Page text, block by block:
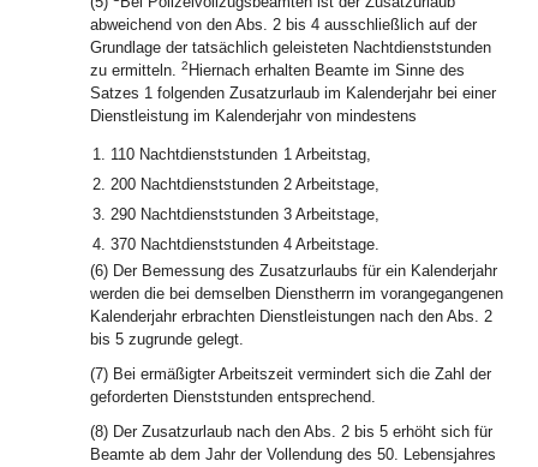
abweichend von den Abs. 2 bis 4 ausschließlich auf der
Grundlage der tatsächlich geleisteten Nachtdienststunden
zu ermitteln. 2 Hiernach erhalten Beamte im Sinne des
Satzes 1 folgenden Zusatzurlaub im Kalenderjahr bei einer
Dienstleistung im Kalenderjahr von mindestens
1. 110 Nachtdienststunden 1 Arbeitstag,
2. 200 Nachtdienststunden 2 Arbeitstage,
3. 290 Nachtdienststunden 3 Arbeitstage,
4. 370 Nachtdienststunden 4 Arbeitstage.
(6) Der Bemessung des Zusatzurlaubs für ein Kalenderjahr
werden die bei demselben Dienstherrn im vorangegangenen
Kalenderjahr erbrachten Dienstleistungen nach den Abs. 2
bis 5 zugrunde gelegt.
(7) Bei ermäßigter Arbeitszeit vermindert sich die Zahl der
geforderten Dienststunden entsprechend.
(8) Der Zusatzurlaub nach den Abs. 2 bis 5 erhöht sich für
Beamte ab dem Jahr der Vollendung des 50. Lebensjahres